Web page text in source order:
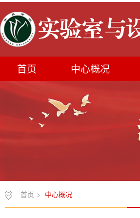
首页 中心概况
首页 > 中心概况